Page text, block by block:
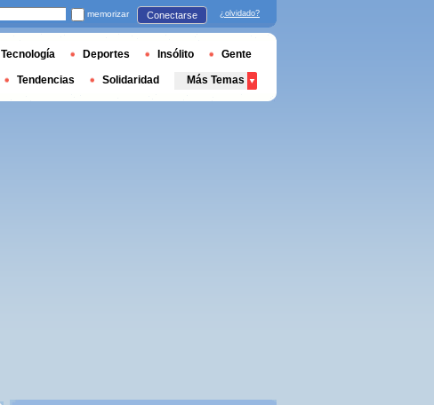
memorizar Conectarse ¿olvidado?
Tecnología Deportes Insólito Gente
Tendencias Solidaridad Más Temas